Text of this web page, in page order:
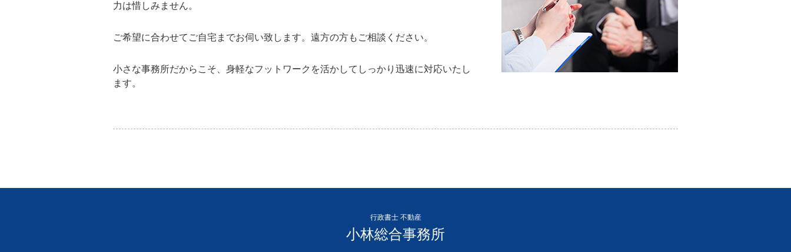
力は惜しみません。
ご希望に合わせてご自宅までお伺い致します。遠方の方もご相談ください。
小さな事務所だからこそ、身軽なフットワークを活かしてしっかり迅速に対応いたし
ます。
行政書士 不動産
小林総合事務所